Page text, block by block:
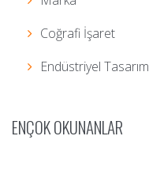
Coğrafi İşaret
Endüstriyel Tasarım
ENÇOK OKUNANLAR